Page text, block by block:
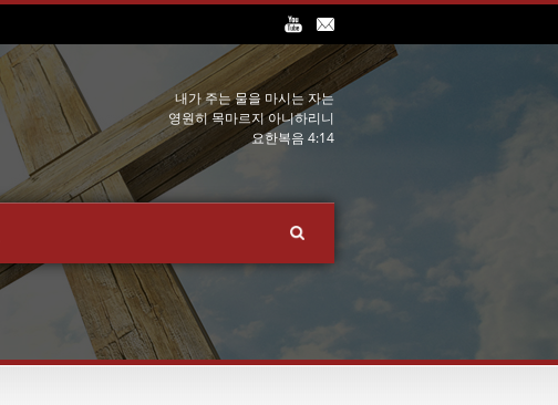
내가 주는 물을 마시는 자는
영원히 목마르지 아니하리니
요한복음 4:14